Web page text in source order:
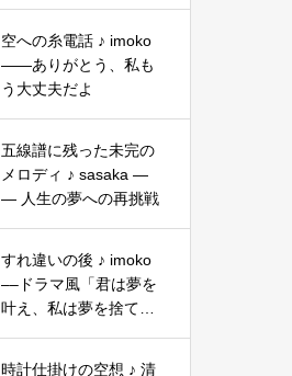
空への糸電話 ♪ imoko
——ありがとう、私も
う大丈夫だよ
五線譜に残った未完の
メロディ ♪ sasaka ―
― 人生の夢への再挑戦
すれ違いの後 ♪ imoko
––ドラマ風「君は夢を
叶え、私は夢を捨て
時計仕掛けの空想 ♪ 清